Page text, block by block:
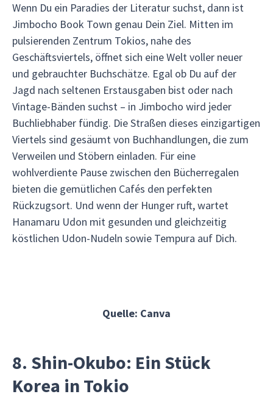
Wenn Du ein Paradies der Literatur suchst, dann ist
Jimbocho Book Town genau Dein Ziel. Mitten im
pulsierenden Zentrum Tokios, nahe des
Geschäftsviertels, öffnet sich eine Welt voller neuer
und gebrauchter Buchschätze. Egal ob Du auf der
Jagd nach seltenen Erstausgaben bist oder nach
Vintage-Bänden suchst – in Jimbocho wird jeder
Buchliebhaber fündig. Die Straßen dieses einzigartigen
Viertels sind gesäumt von Buchhandlungen, die zum
Verweilen und Stöbern einladen. Für eine
wohlverdiente Pause zwischen den Bücherregalen
bieten die gemütlichen Cafés den perfekten
Rückzugsort. Und wenn der Hunger ruft, wartet
Hanamaru Udon mit gesunden und gleichzeitig
köstlichen Udon-Nudeln sowie Tempura auf Dich.
Quelle: Canva
8. Shin-Okubo: Ein Stück
Korea in Tokio